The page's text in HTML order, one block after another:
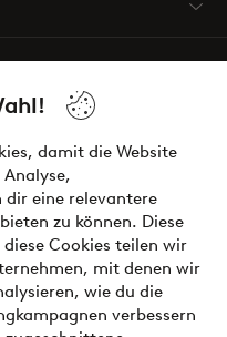
damit die Website
eine relevantere
zu können. Diese
Cookies teilen wir
mit denen wir
wie du die
verbessern
oder aufteilen
über unsere